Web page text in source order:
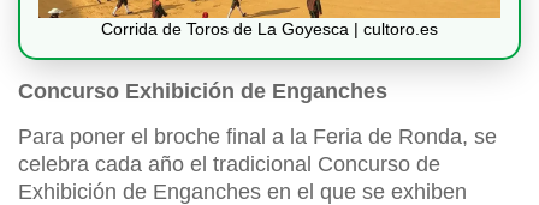
Corrida de Toros de La Goyesca | cultoro.es
Concurso Exhibición de Enganches
Para poner el broche final a la Feria de Ronda, se
celebra cada año el tradicional Concurso de
Exhibición de Enganches en el que se exhiben